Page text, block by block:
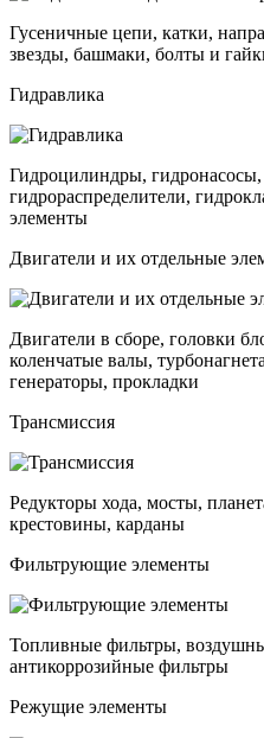
Гусеничные цепи, катки,
звезды, башмаки, болты и
Гидравлика
Гидроцилиндры,
гидрораспределители,
элементы
Двигатели и их отдельные
Двигатели в сборе, головки
коленчатые валы,
генераторы, прокладки
Трансмиссия
Редукторы хода, мосты,
крестовины, карданы
Фильтрующие элементы
Топливные фильтры,
антикоррозийные фильтры
Режущие элементы